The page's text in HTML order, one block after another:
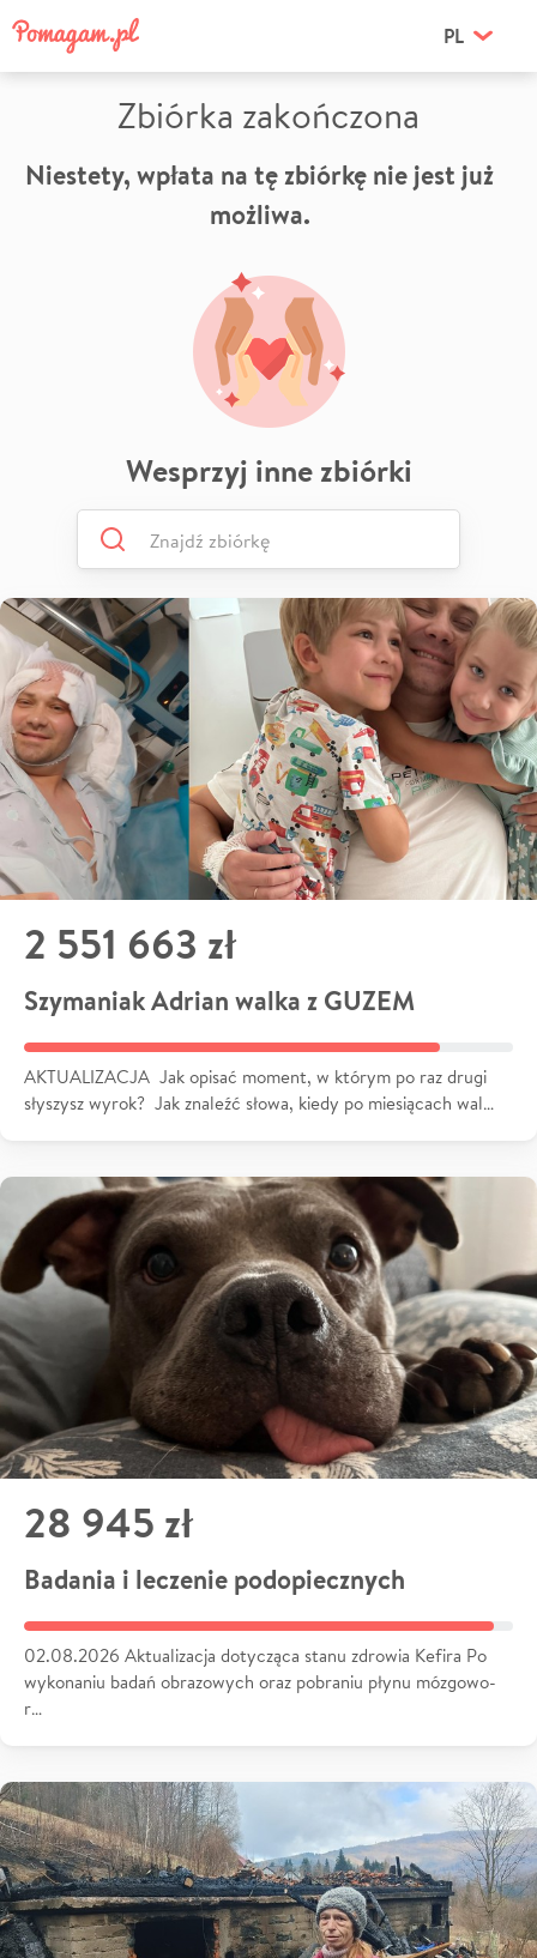
PL
Zbiórka zakończona
Niestety, wpłata na tę zbiórkę nie jest już
możliwa.
Wesprzyj inne zbiórki
2 551 663 zł
Szymaniak Adrian walka z GUZEM
AKTUALIZACJA Jak opisać moment, w którym po raz drugi
słyszysz wyrok? Jak znaleźć słowa, kiedy po miesiącach wal…
28 945 zł
Badania i leczenie podopiecznych
02.08.2026 Aktualizacja dotycząca stanu zdrowia Kefira Po
wykonaniu badań obrazowych oraz pobraniu płynu mózgowo-
r…